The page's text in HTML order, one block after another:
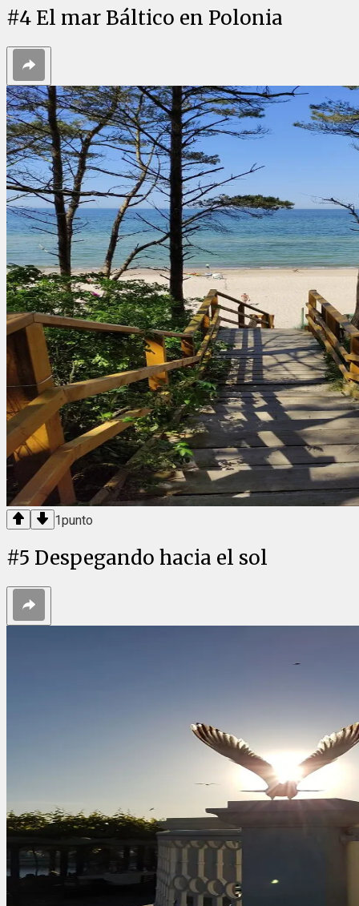
#4 El mar Báltico en Polonia
1punto
#5 Despegando hacia el sol